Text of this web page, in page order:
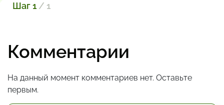
Шаг 1 / 1
Комментарии
На данный момент комментариев нет. Оставьте
первым.